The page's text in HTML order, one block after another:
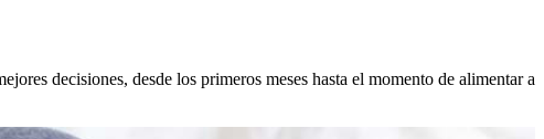
decisiones, desde los primeros meses hasta el momento de alimentar a